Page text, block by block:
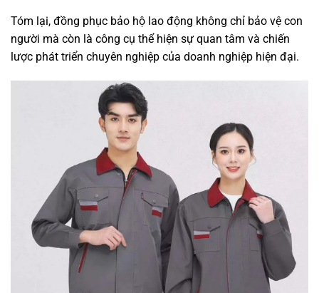
Tóm lại, đồng phục bảo hộ lao động không chỉ bảo vệ con
người mà còn là công cụ thể hiện sự quan tâm và chiến
lược phát triển chuyên nghiệp của doanh nghiệp hiện đại.